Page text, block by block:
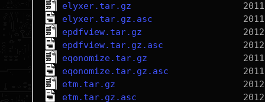
elyxer.tar.gz
elyxer.tar.gz.asc
epdfview.tar.gz
epdfview.tar.gz.asc
eqonomize.tar.gz
eqonomize.tar.gz.asc
etm.tar.gz
etm.tar.gz.asc